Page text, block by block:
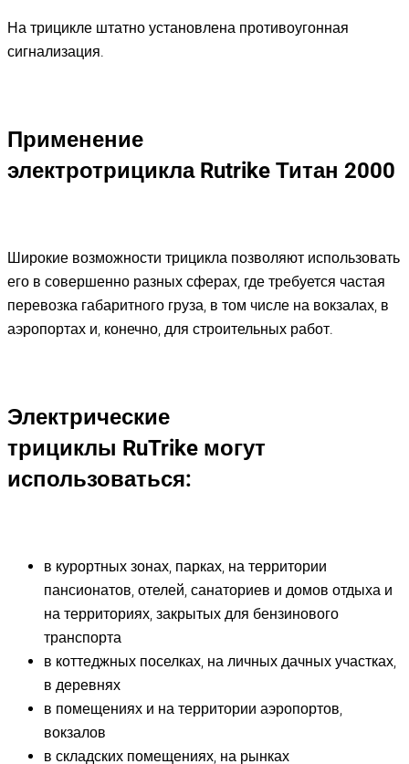
На трицикле штатно установлена противоугонная
сигнализация.
Применение
электротрицикла Rutrike Титан 2000
Широкие возможности трицикла позволяют использовать
его в совершенно разных сферах, где требуется частая
перевозка габаритного груза, в том числе на вокзалах, в
аэропортах и, конечно, для строительных работ.
Электрические
трициклы RuTrike могут
использоваться:
в курортных зонах, парках, на территории
пансионатов, отелей, санаториев и домов отдыха и
на территориях, закрытых для бензинового
транспорта
в коттеджных поселках, на личных дачных участках,
в деревнях
в помещениях и на территории аэропортов,
вокзалов
в складских помещениях, на рынках